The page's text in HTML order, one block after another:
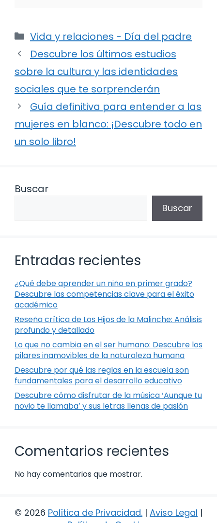
Categorías
Vida y relaciones - Día del padre
Descubre los últimos estudios
sobre la cultura y las identidades
sociales que te sorprenderán
Guía definitiva para entender a las
mujeres en blanco: ¡Descubre todo en
un solo libro!
Buscar
Buscar
Entradas recientes
¿Qué debe aprender un niño en primer grado?
Descubre las competencias clave para el éxito
académico
Reseña crítica de Los Hijos de la Malinche: Análisis
profundo y detallado
Lo que no cambia en el ser humano: Descubre los
pilares inamovibles de la naturaleza humana
Descubre por qué las reglas en la escuela son
fundamentales para el desarrollo educativo
Descubre cómo disfrutar de la música ‘Aunque tu
novio te llamaba’ y sus letras llenas de pasión
Comentarios recientes
No hay comentarios que mostrar.
© 2026 Política de Privacidad. | Aviso Legal |